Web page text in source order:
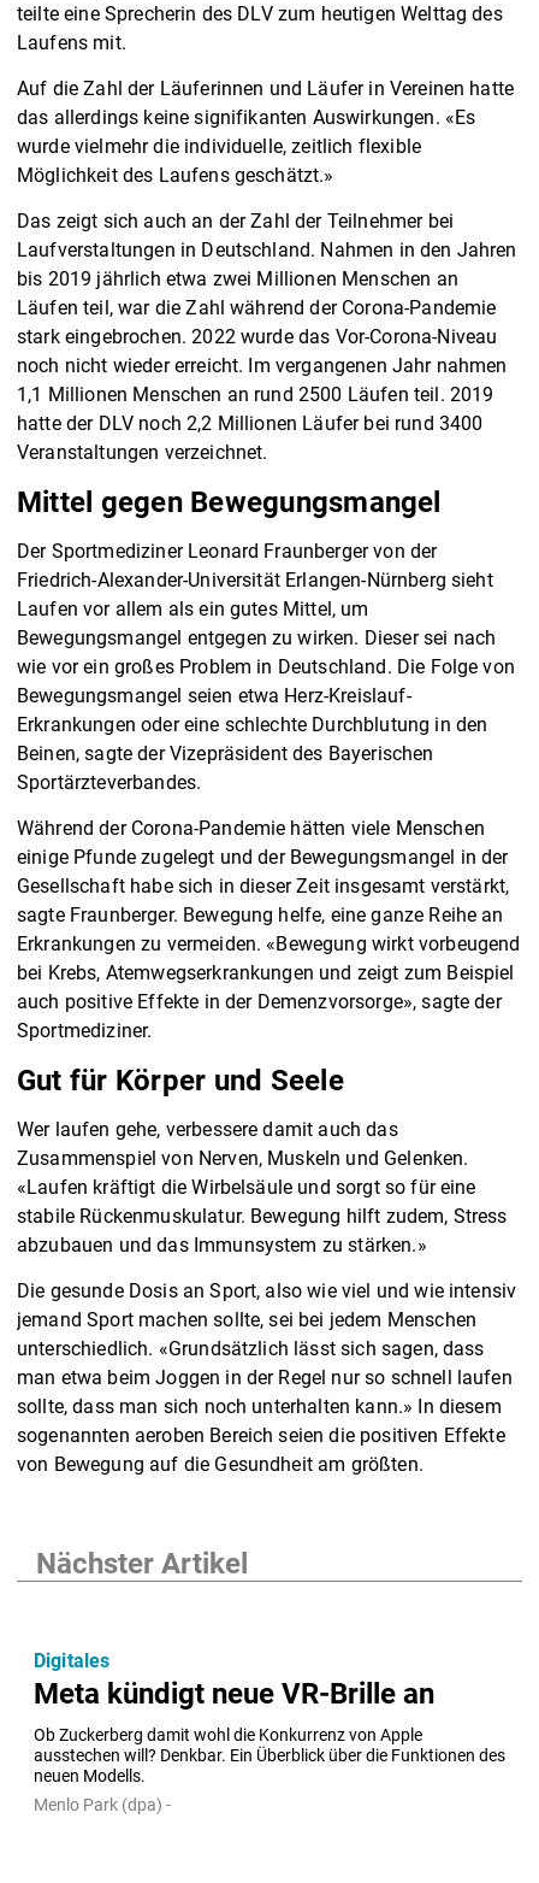
teilte eine Sprecherin des DLV zum heutigen Welttag des
Laufens mit.
Auf die Zahl der Läuferinnen und Läufer in Vereinen hatte
das allerdings keine signifikanten Auswirkungen. «Es
wurde vielmehr die individuelle, zeitlich flexible
Möglichkeit des Laufens geschätzt.»
Das zeigt sich auch an der Zahl der Teilnehmer bei
Laufverstaltungen in Deutschland. Nahmen in den Jahren
bis 2019 jährlich etwa zwei Millionen Menschen an
Läufen teil, war die Zahl während der Corona-Pandemie
stark eingebrochen. 2022 wurde das Vor-Corona-Niveau
noch nicht wieder erreicht. Im vergangenen Jahr nahmen
1,1 Millionen Menschen an rund 2500 Läufen teil. 2019
hatte der DLV noch 2,2 Millionen Läufer bei rund 3400
Veranstaltungen verzeichnet.
Mittel gegen Bewegungsmangel
Der Sportmediziner Leonard Fraunberger von der
Friedrich-Alexander-Universität Erlangen-Nürnberg sieht
Laufen vor allem als ein gutes Mittel, um
Bewegungsmangel entgegen zu wirken. Dieser sei nach
wie vor ein großes Problem in Deutschland. Die Folge von
Bewegungsmangel seien etwa Herz-Kreislauf-
Erkrankungen oder eine schlechte Durchblutung in den
Beinen, sagte der Vizepräsident des Bayerischen
Sportärzteverbandes.
Während der Corona-Pandemie hätten viele Menschen
einige Pfunde zugelegt und der Bewegungsmangel in der
Gesellschaft habe sich in dieser Zeit insgesamt verstärkt,
sagte Fraunberger. Bewegung helfe, eine ganze Reihe an
Erkrankungen zu vermeiden. «Bewegung wirkt vorbeugend
bei Krebs, Atemwegserkrankungen und zeigt zum Beispiel
auch positive Effekte in der Demenzvorsorge», sagte der
Sportmediziner.
Gut für Körper und Seele
Wer laufen gehe, verbessere damit auch das
Zusammenspiel von Nerven, Muskeln und Gelenken.
«Laufen kräftigt die Wirbelsäule und sorgt so für eine
stabile Rückenmuskulatur. Bewegung hilft zudem, Stress
abzubauen und das Immunsystem zu stärken.»
Die gesunde Dosis an Sport, also wie viel und wie intensiv
jemand Sport machen sollte, sei bei jedem Menschen
unterschiedlich. «Grundsätzlich lässt sich sagen, dass
man etwa beim Joggen in der Regel nur so schnell laufen
sollte, dass man sich noch unterhalten kann.» In diesem
sogenannten aeroben Bereich seien die positiven Effekte
von Bewegung auf die Gesundheit am größten.
Nächster Artikel
Meta kündigt neue VR-Brille an
Ob Zuckerberg damit wohl die Konkurrenz von Apple
ausstechen will? Denkbar. Ein Überblick über die Funktionen des
neuen Modells.
Digitales
Menlo Park (dpa) -